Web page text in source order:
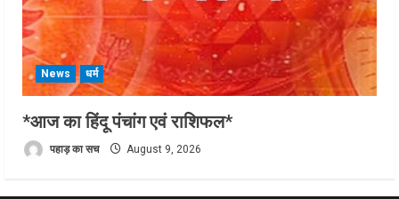
News धर्म
*आज का हिंदू पंचांग एवं राशिफल*
पहाड़ का सच August 9, 2026